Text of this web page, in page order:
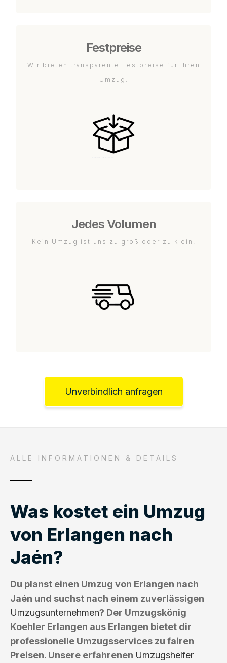
Festpreise
Wir bieten transparente Festpreise für Ihren
Umzug.
Jedes Volumen
Kein Umzug ist uns zu groß oder zu klein.
Unverbindlich anfragen
ALLE INFORMATIONEN & DETAILS
Was kostet ein Umzug
von Erlangen nach
Jaén?
Du planst einen Umzug von Erlangen nach
Jaén und suchst nach einem zuverlässigen
Umzugsunternehmen? Der Umzugskönig
Koehler Erlangen aus Erlangen bietet dir
professionelle Umzugsservices zu fairen
Preisen. Unsere erfahrenen Umzugshelfer